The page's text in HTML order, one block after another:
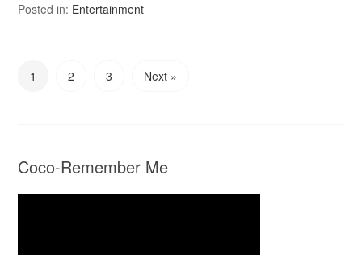
Posted in: Entertainment
1 2 3 Next »
Coco-Remember Me